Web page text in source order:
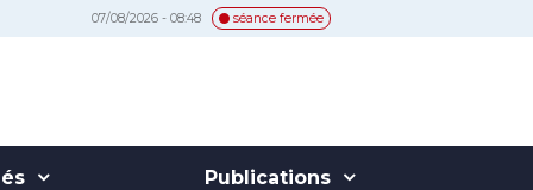
07/08/2026 - 08:48 séance fermée
Publications